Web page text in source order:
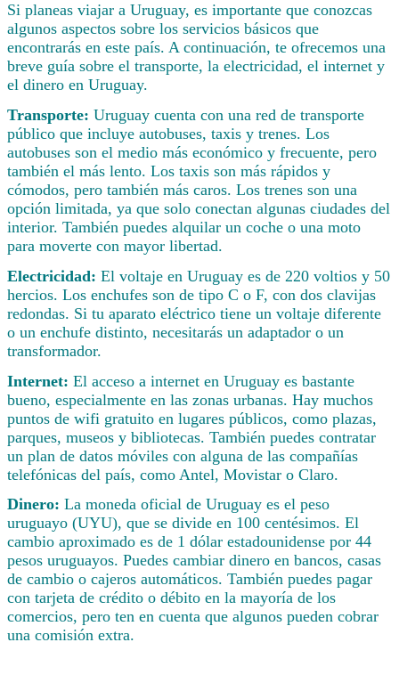
Si planeas viajar a Uruguay, es importante que conozcas
algunos aspectos sobre los servicios básicos que
encontrarás en este país. A continuación, te ofrecemos una
breve guía sobre el transporte, la electricidad, el internet y
el dinero en Uruguay.
Transporte: Uruguay cuenta con una red de transporte
público que incluye autobuses, taxis y trenes. Los
autobuses son el medio más económico y frecuente, pero
también el más lento. Los taxis son más rápidos y
cómodos, pero también más caros. Los trenes son una
opción limitada, ya que solo conectan algunas ciudades del
interior. También puedes alquilar un coche o una moto
para moverte con mayor libertad.
Electricidad: El voltaje en Uruguay es de 220 voltios y 50
hercios. Los enchufes son de tipo C o F, con dos clavijas
redondas. Si tu aparato eléctrico tiene un voltaje diferente
o un enchufe distinto, necesitarás un adaptador o un
transformador.
Internet: El acceso a internet en Uruguay es bastante
bueno, especialmente en las zonas urbanas. Hay muchos
puntos de wifi gratuito en lugares públicos, como plazas,
parques, museos y bibliotecas. También puedes contratar
un plan de datos móviles con alguna de las compañías
telefónicas del país, como Antel, Movistar o Claro.
Dinero: La moneda oficial de Uruguay es el peso
uruguayo (UYU), que se divide en 100 centésimos. El
cambio aproximado es de 1 dólar estadounidense por 44
pesos uruguayos. Puedes cambiar dinero en bancos, casas
de cambio o cajeros automáticos. También puedes pagar
con tarjeta de crédito o débito en la mayoría de los
comercios, pero ten en cuenta que algunos pueden cobrar
una comisión extra.